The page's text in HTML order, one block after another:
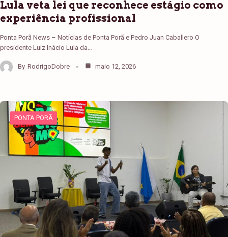
Lula veta lei que reconhece estágio como
experiência profissional
Ponta Porã News – Notícias de Ponta Porã e Pedro Juan Caballero O
presidente Luiz Inácio Lula da…
By RodrigoDobre maio 12, 2026
PONTA PORÃ